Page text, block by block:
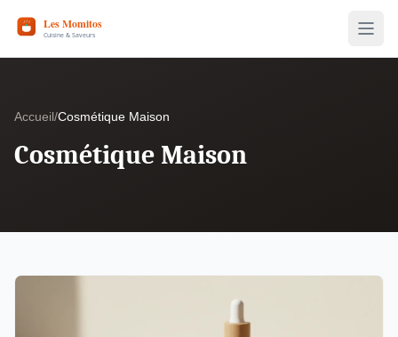
Accueil/Cosmétique Maison
Cosmétique Maison